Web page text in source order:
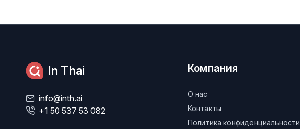
In Thai
info@inth.ai
+1 50 537 53 082
Компания
О нас
Контакты
Политика конфиденциальности